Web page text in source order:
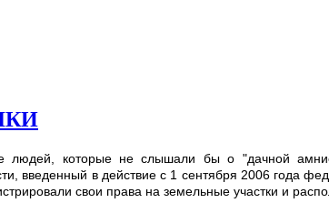
людей, которые не слышали бы о "дачной
введенный в действие с 1 сентября 2006 года
свои права на земельные участки и